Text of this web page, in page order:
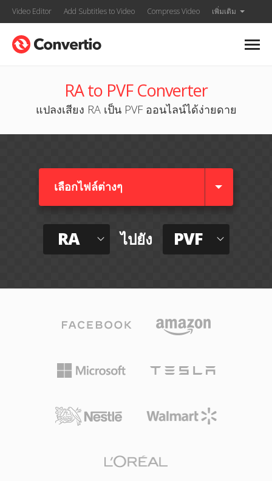
Video Editor Add Subtitles to Video Compress Video เพิ่มเติม
RA to PVF Converter
แปลงเสียง RA เป็น PVF ออนไลน์ได้ง่ายดาย
เลือกไฟล์ต่างๆ​
RA ไปยัง PVF